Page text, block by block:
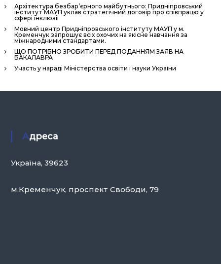
Архітектура безбар’єрного майбутнього: Придніпровський
інститут МАУП уклав стратегічний договір про співпрацю у
сфері інклюзії
Мовний центр Придніпровського інституту МАУП у м.
Кременчук запрошує всіх охочих на якісне навчання за
міжнародними стандартами.
ЩО ПОТРІБНО ЗРОБИТИ ПЕРЕД ПОДАННЯМ ЗАЯВ НА
БАКАЛАВРА
Участь у нараді Міністерства освіти і науки України
Адреса
Україна, 39623
м.Кременчук, проспект Свободи, 79